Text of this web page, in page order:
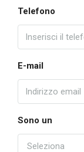
Telefono
E-mail
Sono un
Seleziona